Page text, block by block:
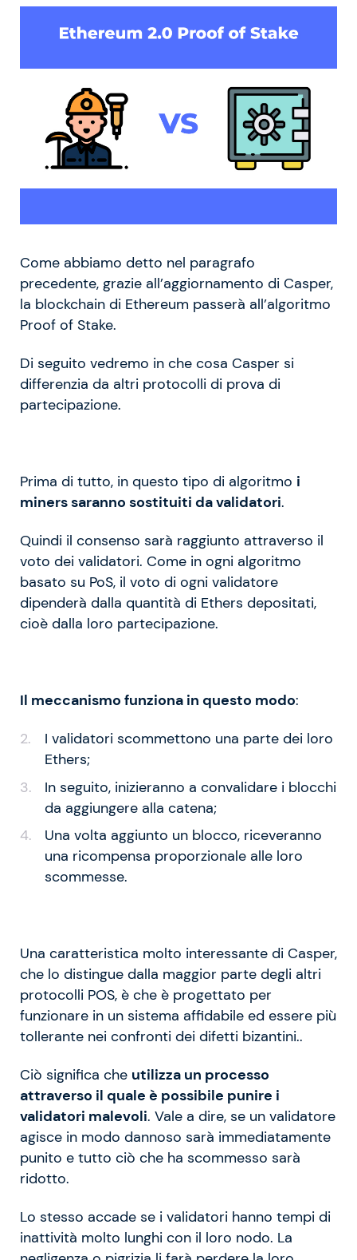
Come abbiamo detto nel paragrafo
precedente, grazie all’aggiornamento di Casper,
la blockchain di Ethereum passerà all’algoritmo
Proof of Stake.
Di seguito vedremo in che cosa Casper si
differenzia da altri protocolli di prova di
partecipazione.
Prima di tutto, in questo tipo di algoritmo i
miners saranno sostituiti da validatori.
Quindi il consenso sarà raggiunto attraverso il
voto dei validatori. Come in ogni algoritmo
basato su PoS, il voto di ogni validatore
dipenderà dalla quantità di Ethers depositati,
cioè dalla loro partecipazione.
Il meccanismo funziona in questo modo:
I validatori scommettono una parte dei loro
Ethers;
In seguito, inizieranno a convalidare i blocchi
da aggiungere alla catena;
Una volta aggiunto un blocco, riceveranno
una ricompensa proporzionale alle loro
scommesse.
Una caratteristica molto interessante di Casper,
che lo distingue dalla maggior parte degli altri
protocolli POS, è che è progettato per
funzionare in un sistema affidabile ed essere più
tollerante nei confronti dei difetti bizantini..
Ciò significa che utilizza un processo
attraverso il quale è possibile punire i
validatori malevoli. Vale a dire, se un validatore
agisce in modo dannoso sarà immediatamente
punito e tutto ciò che ha scommesso sarà
ridotto.
Lo stesso accade se i validatori hanno tempi di
inattività molto lunghi con il loro nodo. La